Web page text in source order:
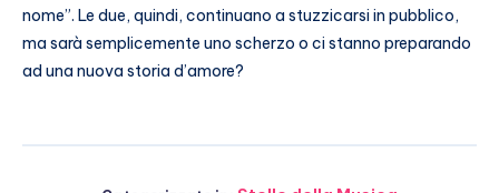
nome”. Le due, quindi, continuano a stuzzicarsi in pubblico,
ma sarà semplicemente uno scherzo o ci stanno preparando
ad una nuova storia d’amore?